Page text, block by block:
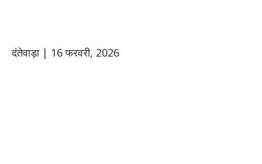
दंतेवाड़ा | 16 फरवरी, 2026